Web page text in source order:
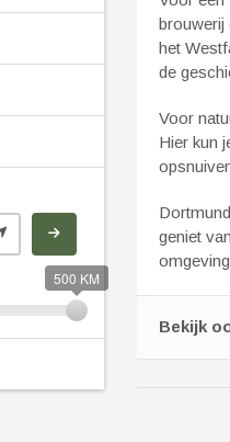
500 KM
brouwerij
het
de
Voor
Hier kun
geniet
Bekijk